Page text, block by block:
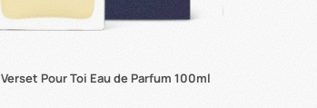
Verset Pour Toi Eau de Parfum 100ml